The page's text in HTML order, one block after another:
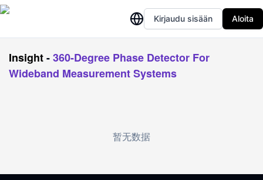
Kirjaudu sisään Aloita
Insight-360-Degree Phase Detector For
Wideband Measurement Systems
暂无数据